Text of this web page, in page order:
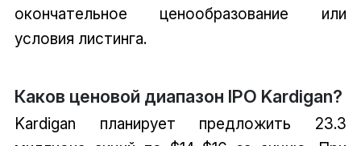
окончательное ценообразование или
условия листинга.
Каков ценовой диапазон IPO Kardigan?
Kardigan планирует предложить 23.3